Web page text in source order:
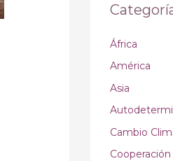
África
América
Asia
Cambio